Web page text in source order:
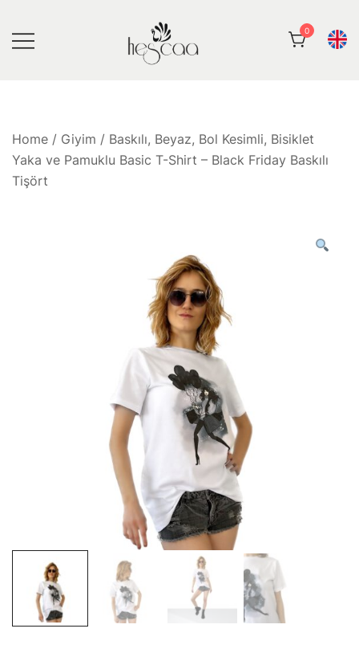
content
0
Home / Giyim / Baskılı, Beyaz, Bol Kesimli, Bisiklet
Yaka ve Pamuklu Basic T-Shirt – Black Friday Baskılı
Tişört